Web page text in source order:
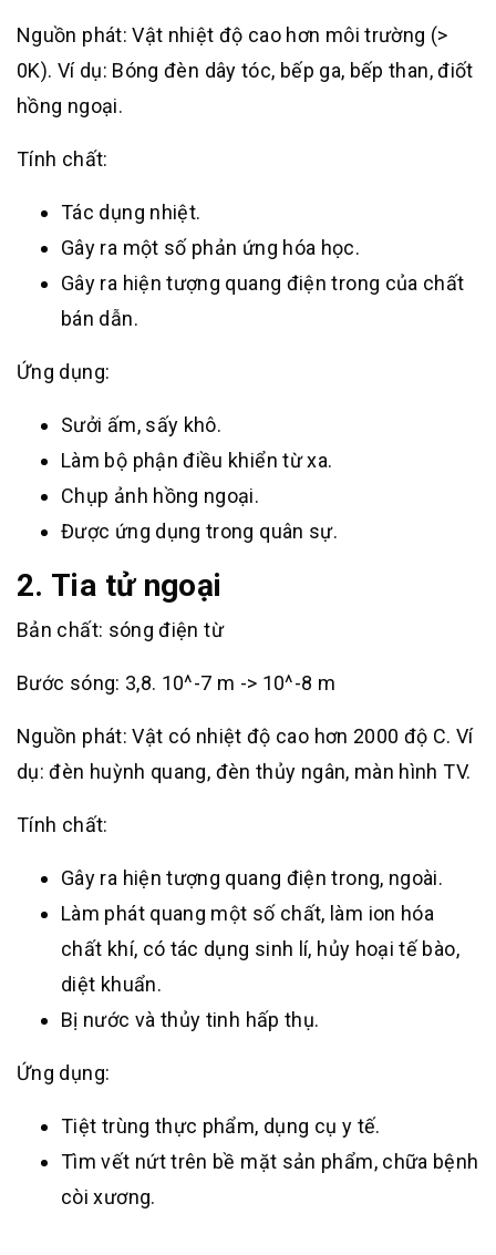
Nguồn phát: Vật nhiệt độ cao hơn môi trường (>
0K). Ví dụ: Bóng đèn dây tóc, bếp ga, bếp than, điốt
hồng ngoại.
Tính chất:
Tác dụng nhiệt.
Gây ra một số phản ứng hóa học.
Gây ra hiện tượng quang điện trong của chất
bán dẫn.
Ứng dụng:
Sưởi ấm, sấy khô.
Làm bộ phận điều khiển từ xa.
Chụp ảnh hồng ngoại.
Được ứng dụng trong quân sự.
2. Tia tử ngoại
Bản chất: sóng điện từ
Bước sóng: 3,8. 10^-7 m -> 10^-8 m
Nguồn phát: Vật có nhiệt độ cao hơn 2000 độ C. Ví
dụ: đèn huỳnh quang, đèn thủy ngân, màn hình TV.
Tính chất:
Gây ra hiện tượng quang điện trong, ngoài.
Làm phát quang một số chất, làm ion hóa
chất khí, có tác dụng sinh lí, hủy hoại tế bào,
diệt khuẩn.
Bị nước và thủy tinh hấp thụ.
Ứng dụng:
Tiệt trùng thực phẩm, dụng cụ y tế.
Tìm vết nứt trên bề mặt sản phẩm, chữa bệnh
còi xương.